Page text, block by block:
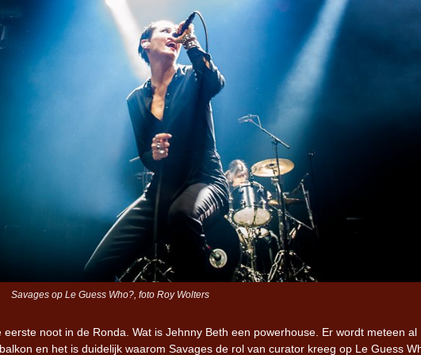
Savages op Le Guess Who?, foto Roy Wolters
eerste noot in de Ronda. Wat is Jehnny Beth een powerhouse. Er wordt meteen al
en het is duidelijk waarom Savages de rol van curator kreeg op Le Guess